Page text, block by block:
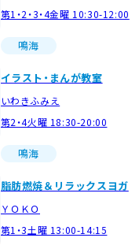
第1・2・3・4金曜 10:30-12:00
鳴海
イラスト・まんが教室
いわきふみえ
第2・4火曜 18:30-20:00
鳴海
脂肪燃焼＆リラックスヨガ
ＹＯＫＯ
第1・3土曜 13:00-14:15